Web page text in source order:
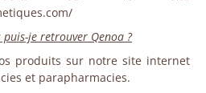
je retrouver Qenoa ?
produits sur notre site internet
et parapharmacies.